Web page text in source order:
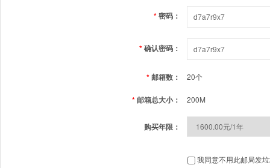
*密码：
*确认密码：
*邮箱数： 20个
*邮箱总大小： 200M
购买年限：
我同意不用此邮局发